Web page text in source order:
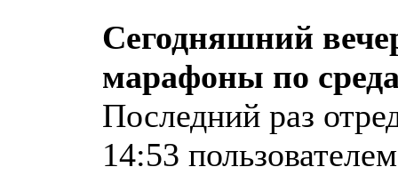
Сегодняшний
марафоны по
Последний раз
14:53